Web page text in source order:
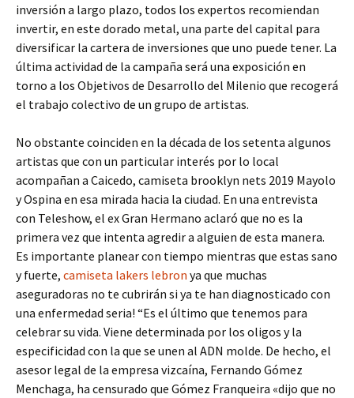
inversión a largo plazo, todos los expertos recomiendan
invertir, en este dorado metal, una parte del capital para
diversificar la cartera de inversiones que uno puede tener. La
última actividad de la campaña será una exposición en
torno a los Objetivos de Desarrollo del Milenio que recogerá
el trabajo colectivo de un grupo de artistas.
No obstante coinciden en la década de los setenta algunos
artistas que con un particular interés por lo local
acompañan a Caicedo, camiseta brooklyn nets 2019 Mayolo
y Ospina en esa mirada hacia la ciudad. En una entrevista
con Teleshow, el ex Gran Hermano aclaró que no es la
primera vez que intenta agredir a alguien de esta manera.
Es importante planear con tiempo mientras que estas sano
y fuerte, camiseta lakers lebron ya que muchas
aseguradoras no te cubrirán si ya te han diagnosticado con
una enfermedad seria! “Es el último que tenemos para
celebrar su vida. Viene determinada por los oligos y la
especificidad con la que se unen al ADN molde. De hecho, el
asesor legal de la empresa vizcaína, Fernando Gómez
Menchaga, ha censurado que Gómez Franqueira «dijo que no